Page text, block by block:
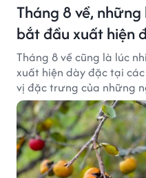
Tháng 8 về,
bắt đầu xuất hiện
Tháng 8 về cũng là lúc
xuất hiện dày đặc tại
vị đặc trưng của những